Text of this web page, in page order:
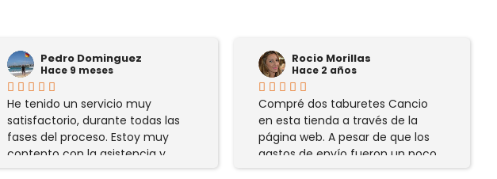
Pedro Dominguez
Hace 9 meses
He tenido un servicio muy
satisfactorio, durante todas las
fases del proceso. Estoy muy
contento con la asistencia y
servicio proporcionados.
Rocio Morillas
Hace 2 años
Compré dos taburetes Cancio
en esta tienda a través de la
página web. A pesar de que los
gastos de envío fueron un poco
caros hubo muy buena atención